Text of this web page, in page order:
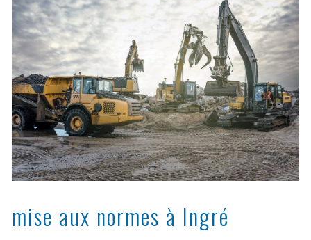
mise aux normes à Ingré